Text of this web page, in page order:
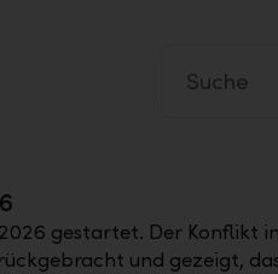
gestartet. Der Konflikt
und gezeigt,